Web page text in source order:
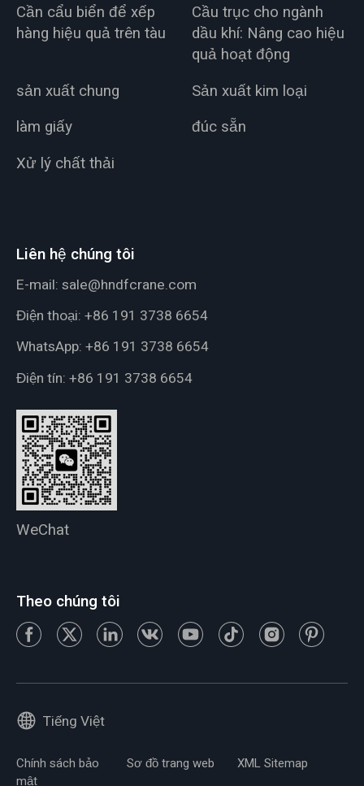
Cần cẩu biển để xếp
hàng hiệu quả trên tàu
Cầu trục cho ngành
dầu khí: Nâng cao hiệu
quả hoạt động
sản xuất chung
Sản xuất kim loại
làm giấy
đúc sẵn
Xử lý chất thải
Liên hệ chúng tôi
E-mail: sale@hndfcrane.com
Điện thoại: +86 191 3738 6654
WhatsApp: +86 191 3738 6654
Điện tín: +86 191 3738 6654
WeChat
Theo chúng tôi
Tiếng Việt
Chính sách bảo
mật
Sơ đồ trang web XML Sitemap